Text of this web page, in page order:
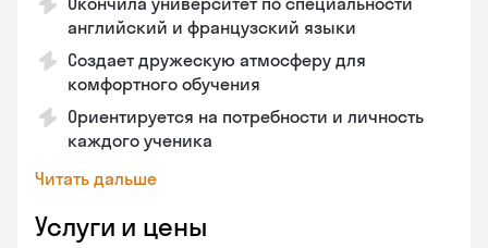
английский и французский языки
Создает дружескую атмосферу для
комфортного обучения
Ориентируется на потребности и личность
каждого ученика
Читать дальше
Услуги и цены